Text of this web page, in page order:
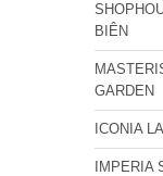
BIÊN
GARDEN
ICONIA
IMPERIA